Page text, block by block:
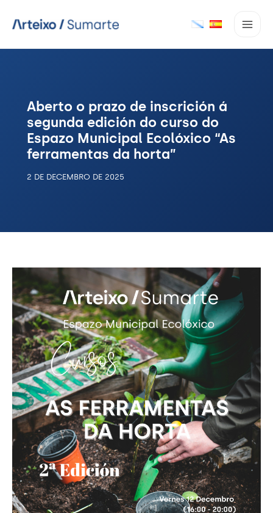
Aberto o prazo de inscrición á
segunda edición do curso do
Espazo Municipal Ecolóxico “As
ferramentas da horta”
2 DE DECEMBRO DE 2025